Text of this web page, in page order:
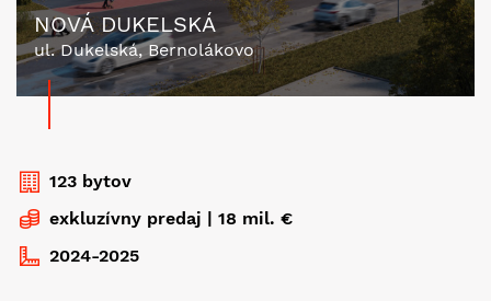
NOVÁ DUKELSKÁ
ul. Dukelská, Bernolákovo
123 bytov
exkluzívny predaj | 18 mil. €
2024-2025